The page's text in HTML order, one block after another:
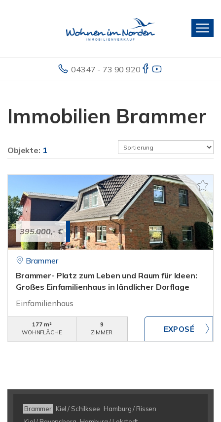
04347 - 73 90 920
Immobilien Brammer
Objekte: 1
395.000,- €
Brammer
Brammer- Platz zum Leben und Raum für Ideen:
Großes Einfamilienhaus in ländlicher Dorflage
Einfamilienhaus
177 m²
WOHNFLÄCHE
9
ZIMMER
Brammer Kiel / Schilksee Hamburg / Rissen